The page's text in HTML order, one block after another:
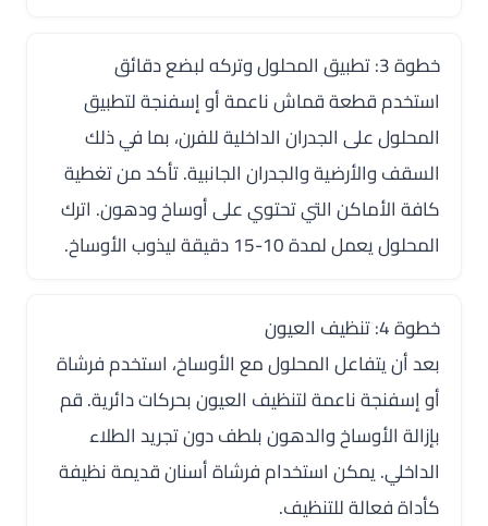
خطوة 3: تطبيق المحلول وتركه لبضع دقائق
استخدم قطعة قماش ناعمة أو إسفنجة لتطبيق
المحلول على الجدران الداخلية للفرن، بما في ذلك
السقف والأرضية والجدران الجانبية. تأكد من تغطية
كافة الأماكن التي تحتوي على أوساخ ودهون. اترك
المحلول يعمل لمدة 10-15 دقيقة ليذوب الأوساخ.
خطوة 4: تنظيف العيون
بعد أن يتفاعل المحلول مع الأوساخ، استخدم فرشاة
أو إسفنجة ناعمة لتنظيف العيون بحركات دائرية. قم
بإزالة الأوساخ والدهون بلطف دون تجريد الطلاء
الداخلي. يمكن استخدام فرشاة أسنان قديمة نظيفة
كأداة فعالة للتنظيف.